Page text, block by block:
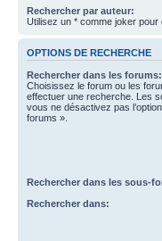
Rechercher par auteur:
Utilisez un * comme joker pour
OPTIONS DE RECHERCHE
Rechercher dans les forums:
Choisissez le forum ou les
effectuer une recherche. Les
vous ne désactivez pas
forums ».
Rechercher dans les sous-
Rechercher dans: